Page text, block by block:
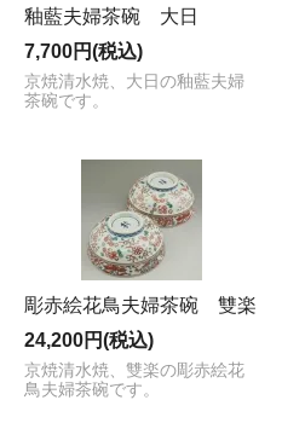
釉藍夫婦茶碗 大日
7,700円(税込)
京焼清水焼、大日の釉藍夫婦
茶碗です。
彫赤絵花鳥夫婦茶碗 雙楽
24,200円(税込)
京焼清水焼、雙楽の彫赤絵花
鳥夫婦茶碗です。